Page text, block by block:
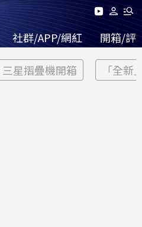
社群/APP/網紅 開箱/評
三星摺疊機開箱 「全新